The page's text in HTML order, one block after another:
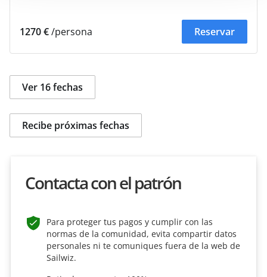
1270 €/persona Reservar
Ver 16 fechas
Recibe próximas fechas
Contacta con el patrón
Para proteger tus pagos y cumplir con las
normas de la comunidad, evita compartir datos
personales ni te comuniques fuera de la web de
Sailwiz.